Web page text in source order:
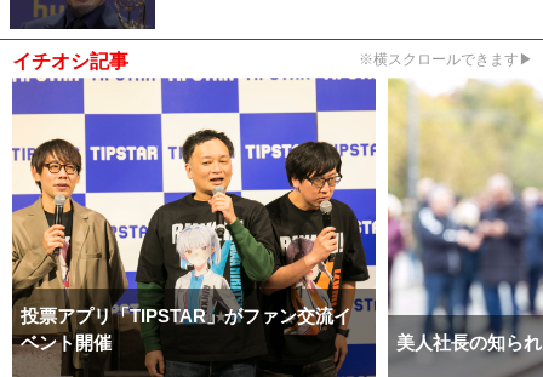
イチオシ記事 ※横スクロールできます▶
投票アプリ「TIPSTAR」がファン交流イ
ベント開催
美人社長の知ら